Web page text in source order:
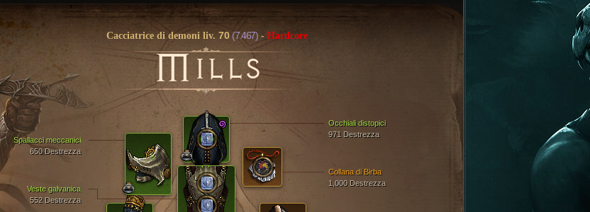
Cacciatrice di demoni liv.70 (7.467) - Hardcore
MILLS
Occhiali distopici
971 Destrezza
Veste galvanica
552 Destrezza
Spallacci meccanici
650 Destrezza
Collana di Birba
1,000 Destrezza